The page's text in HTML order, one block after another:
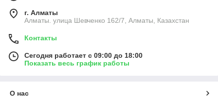
г. Алматы
Алматы. улица Шевченко 162/7, Алматы, Казахстан
Контакты
Сегодня работает с 09:00 до 18:00
Показать весь график работы
О нас